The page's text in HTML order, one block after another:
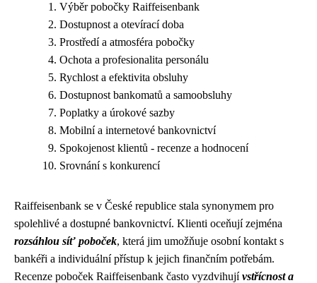
Výběr pobočky Raiffeisenbank
Dostupnost a otevírací doba
Prostředí a atmosféra pobočky
Ochota a profesionalita personálu
Rychlost a efektivita obsluhy
Dostupnost bankomatů a samoobsluhy
Poplatky a úrokové sazby
Mobilní a internetové bankovnictví
Spokojenost klientů - recenze a hodnocení
Srovnání s konkurencí
Raiffeisenbank se v České republice stala synonymem pro
spolehlivé a dostupné bankovnictví. Klienti oceňují zejména
rozsáhlou síť poboček, která jim umožňuje osobní kontakt s
bankéři a individuální přístup k jejich finančním potřebám.
Recenze poboček Raiffeisenbank často vyzdvihujívstřícnost a